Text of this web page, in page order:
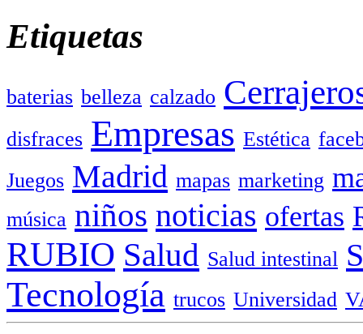
Etiquetas
baterias belleza calzado
disfraces Empresas Estética
Juegos Madrid mapas marketing
música niños noticias ofertas
RUBIO Salud Salud intestinal
Tecnología trucos Universidad